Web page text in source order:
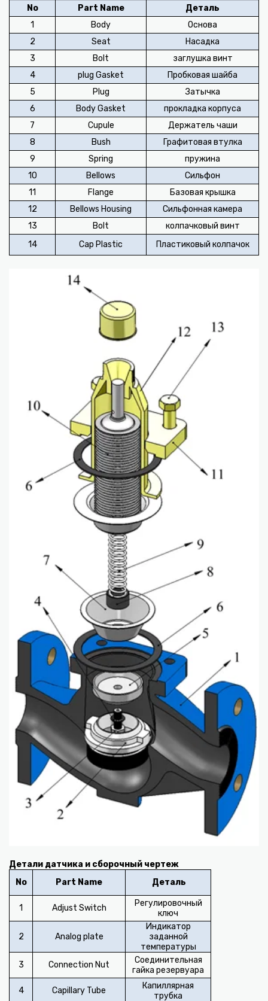
No
Part Name
Деталь
1
Body
Основа
2
Seat
Насадка
3
Bolt
заглушка винт
4
plug Gasket
Пробковая шайба
5
Plug
Затычка
6
Body Gasket
прокладка корпуса
7
Cupule
Держатель чаши
8
Bush
Графитовая втулка
9
Spring
пружина
10
Bellows
Сильфон
11
Flange
Базовая крышка
12
Bellows Housing
Сильфонная камера
13
Bolt
колпачковый винт
14
Cap Plastic Пластиковый колпачок
Детали датчика и сборочный чертеж
No
Part Name Деталь
1 Adjust Switch
Регулировочный
ключ
2 Analog plate
Индикатор
заданной
температуры
3
Connection Nut
Соединительная
гайка резервуара
4
Capillary Tube
Капиллярная
трубка